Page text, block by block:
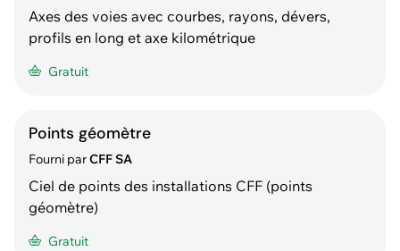
Axes des voies avec courbes, rayons, dévers,
profils en long et axe kilométrique
Gratuit
Points géomètre
Fourni parCFF SA
Ciel de points des installations CFF (points
géomètre)
Gratuit